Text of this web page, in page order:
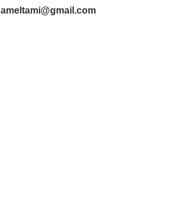
ameltami@gmail.com